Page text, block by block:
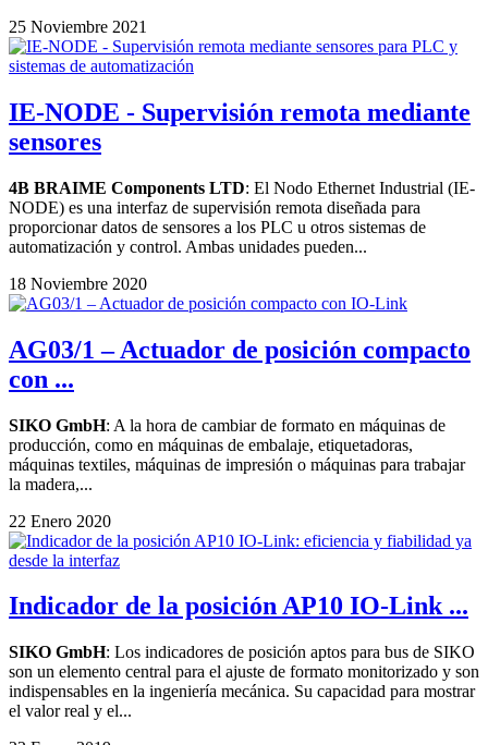
25 Noviembre 2021
IE-NODE - Supervisión remota mediante
sensores
4B BRAIME Components LTD: El Nodo Ethernet Industrial (IE-
NODE) es una interfaz de supervisión remota diseñada para
proporcionar datos de sensores a los PLC u otros sistemas de
automatización y control. Ambas unidades pueden...
18 Noviembre 2020
AG03/1 – Actuador de posición compacto
con ...
SIKO GmbH: A la hora de cambiar de formato en máquinas de
producción, como en máquinas de embalaje, etiquetadoras,
máquinas textiles, máquinas de impresión o máquinas para trabajar
la madera,...
22 Enero 2020
Indicador de la posición AP10 IO-Link ...
SIKO GmbH: Los indicadores de posición aptos para bus de SIKO
son un elemento central para el ajuste de formato monitorizado y son
indispensables en la ingeniería mecánica. Su capacidad para mostrar
el valor real y el...